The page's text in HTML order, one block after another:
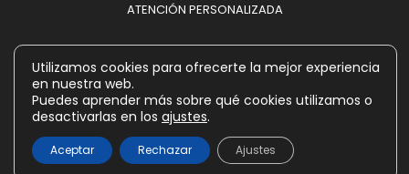
ATENCIÓN PERSONALIZADA
MÉTODOS DE PAGO ACEPTADOS
Utilizamos cookies para ofrecerte la mejor experiencia
en nuestra web.
Puedes aprender más sobre qué cookies utilizamos o
desactivarlas en los ajustes.
Aceptar Rechazar Ajustes